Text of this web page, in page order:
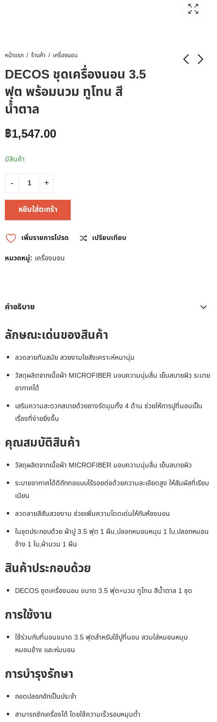
หน้าแรก ร้านค้า เครื่องนอน
DECOS ชุดเครื่องนอน 3.5
ฟุต พร้อมนวม ทูโทน สี
น้ำตาล
฿1,547.00
มีสินค้า
หยิบใส่ตะกร้า
เพิ่มรายการโปรด
เปรียบเทียบ
หมวดหมู่: เครื่องนอน
คำอธิบาย
ลักษณะเด่นของสินค้า
ลวดลายทันสมัย สวยงามใยสังเคราะห์หนานุ่ม
วัสดุผลิตจากเนื้อผ้า MICROFIBER มอบความนุ่มลื่น เย็นสบายผิว ระบาย
อากาศได้
เสริมความสะดวกสบายด้วยยางรัดมุมทั้ง 4 ด้าน ช่วยให้การปูที่นอนเป็น
เรื่องที่ง่ายยิ่งขึ้น
คุณสมบัติสินค้า
วัสดุผลิตจากเนื้อผ้า MICROFIBER มอบความนุ่มลื่น เย็นสบายผิว
ระบายอากาศได้ดีถักทอแบบไร้รอยต่อด้วยความละเอียดสูง ให้สัมผัสที่เรียบ
เนียน
ลวดลายสีสันสวยงาม ช่วยเพิ่มความโดดเด่นให้กับห้องนอน
ในชุดประกอบด้วย ผ้าปู 3.5 ฟุต 1 ผืน,ปลอกหมอนหนุน 1 ใบ,ปลอกหมอน
ข้าง 1 ใบ,ผ้านวม 1 ผืน
สินค้าประกอบด้วย
DECOS ชุดเครื่องนอน ขนาด 3.5 ฟุต+นวม ทูโทน สีน้ำตาล 1 ชุด
การใช้งาน
ใช้ร่วมกับที่นอนขนาด 3.5 ฟุตสำหรับใช้ปูที่นอน สวมใส่หมอนหนุน
หมอนข้าง และห่มนอน
การบำรุงรักษา
ถอดปลอกซักเป็นประจำ
สามารถซักเครื่องได้ โดยใช้ความเร็วรอบหมุนต่ำ